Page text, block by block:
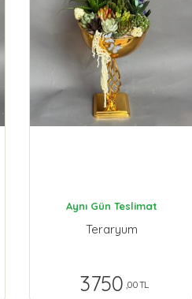
Aynı Gün Teslimat
Teraryum
3750 ,00 TL